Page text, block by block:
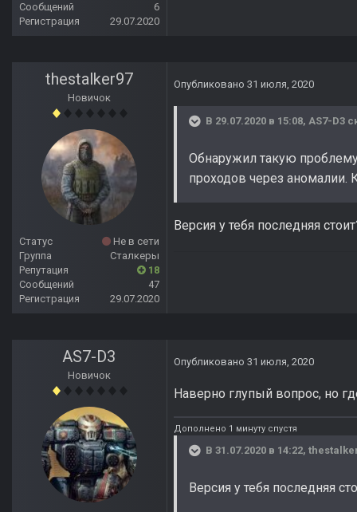
Сообщений
6
Регистрация
29.07.2020
thestalker97
Новичок
Статус
Не в сети
Группа
Сталкеры
Репутация
18
Сообщений
47
Регистрация
29.07.2020
Опубликовано 31 июля, 2020
В 29.07.2020 в 15:08, AS7-D3
Обнаружил такую
проходов через аномалии.
Версия у тебя последняя
AS7-D3
Новичок
Опубликовано 31 июля, 2020
Наверно глупый вопрос, но
Дополнено 1 минуту спустя
В 31.07.2020 в 14:22,
Версия у тебя последняя